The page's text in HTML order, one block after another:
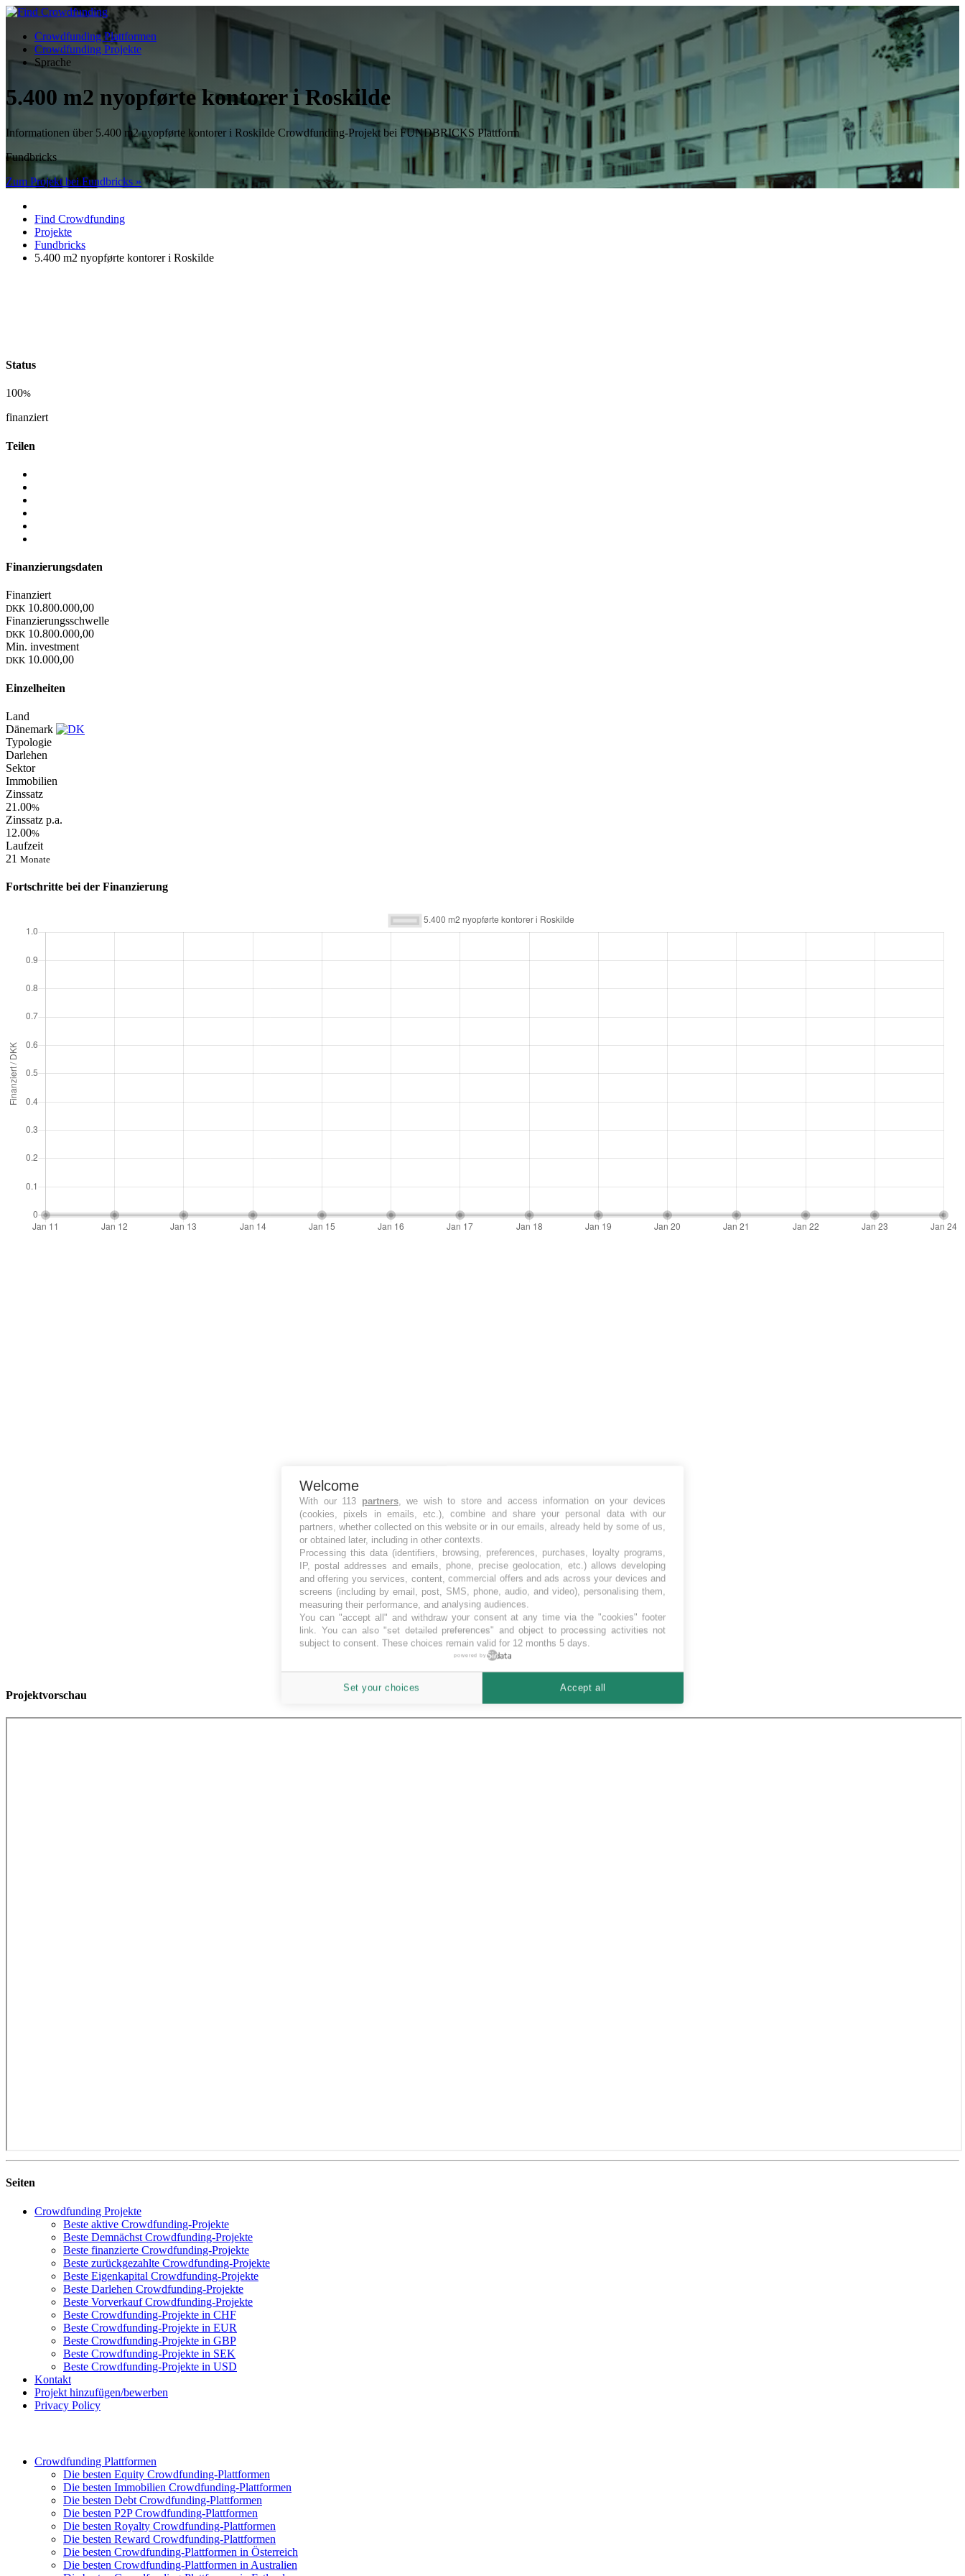
Crowdfunding Plattformen
Crowdfunding Projekte
Sprache
5.400 m2 nyopførte kontorer i Roskilde
Informationen über 5.400 m2 nyopførte kontorer i Roskilde Crowdfunding-Projekt bei FUNDBRICKS Plattform
Fundbricks
Zum Projekt bei Fundbricks »
Find Crowdfunding
Projekte
Fundbricks
5.400 m2 nyopførte kontorer i Roskilde
Status
100%
finanziert
Teilen
Finanzierungsdaten
Finanziert
DKK 10.800.000,00
Finanzierungsschwelle
DKK 10.800.000,00
Min. investment
DKK 10.000,00
Einzelheiten
Land
Dänemark
Typologie
Darlehen
Sektor
Immobilien
Zinssatz
21.00%
Zinssatz p.a.
12.00%
Laufzeit
21 Monate
Fortschritte bei der Finanzierung
Projektvorschau
Seiten
Crowdfunding Projekte
Beste aktive Crowdfunding-Projekte
Beste Demnächst Crowdfunding-Projekte
Beste finanzierte Crowdfunding-Projekte
Beste zurückgezahlte Crowdfunding-Projekte
Beste Eigenkapital Crowdfunding-Projekte
Beste Darlehen Crowdfunding-Projekte
Beste Vorverkauf Crowdfunding-Projekte
Beste Crowdfunding-Projekte in CHF
Beste Crowdfunding-Projekte in EUR
Beste Crowdfunding-Projekte in GBP
Beste Crowdfunding-Projekte in SEK
Beste Crowdfunding-Projekte in USD
Kontakt
Projekt hinzufügen/bewerben
Privacy Policy
Crowdfunding Plattformen
Die besten Equity Crowdfunding-Plattformen
Die besten Immobilien Crowdfunding-Plattformen
Die besten Debt Crowdfunding-Plattformen
Die besten P2P Crowdfunding-Plattformen
Die besten Royalty Crowdfunding-Plattformen
Die besten Reward Crowdfunding-Plattformen
Die besten Crowdfunding-Plattformen in Österreich
Die besten Crowdfunding-Plattformen in Australien
Welcome
With our 113 partners, we wish to store and access information on your devices
(cookies, pixels in emails, etc.), combine and share your personal data with our
partners, whether collected on this website or in our emails, already held by some of us,
or obtained later, including in other contexts.
Processing this data (identifiers, browsing, preferences, purchases, loyalty programs,
IP, postal addresses and emails, phone, precise geolocation, etc.) allows developing
and offering you services, content, commercial offers and ads across your devices and
screens (including by email, post, SMS, phone, audio, and video), personalising them,
measuring their performance, and analysing audiences.
You can "accept all" and withdraw your consent at any time via the "cookies" footer
link. You can also "set detailed preferences" and object to processing activities not
subject to consent. These choices remain valid for 12 months 5 days.
powered by
Set your choices Accept all